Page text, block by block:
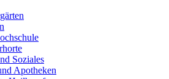
Soziales
Apotheken